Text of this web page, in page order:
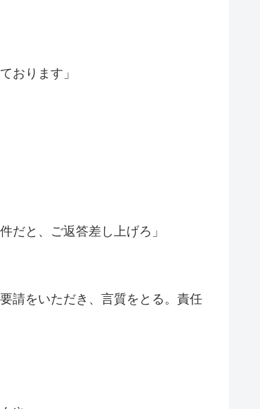
おります」
だと、ご返答差し上げろ」
請をいただき、言質をとる。責任